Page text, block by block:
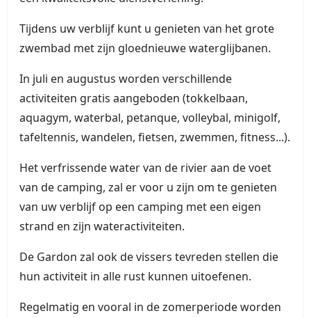
Tijdens uw verblijf kunt u genieten van het grote
zwembad met zijn gloednieuwe waterglijbanen.
In juli en augustus worden verschillende
activiteiten gratis aangeboden (tokkelbaan,
aquagym, waterbal, petanque, volleybal, minigolf,
tafeltennis, wandelen, fietsen, zwemmen, fitness...).
Het verfrissende water van de rivier aan de voet
van de camping, zal er voor u zijn om te genieten
van uw verblijf op een camping met een eigen
strand en zijn wateractiviteiten.
De Gardon zal ook de vissers tevreden stellen die
hun activiteit in alle rust kunnen uitoefenen.
Regelmatig en vooral in de zomerperiode worden